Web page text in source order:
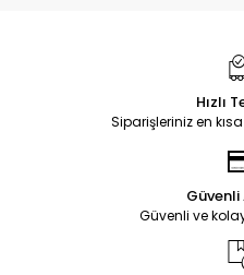
Hızlı
Siparişleriniz en
Güvenli
Güvenli ve